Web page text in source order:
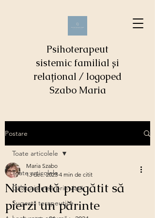
Psihoterapeut
sistemic familial și
relațional / logoped
Szabo Maria
Postare
Toate articolele
Călătoria mea prin viaţă
Sugestii terapeutice
Toate articolele
Niciodată pregătit să
pierzi un părinte
Maria Szabo
13 dec. 2023 4 min de citit